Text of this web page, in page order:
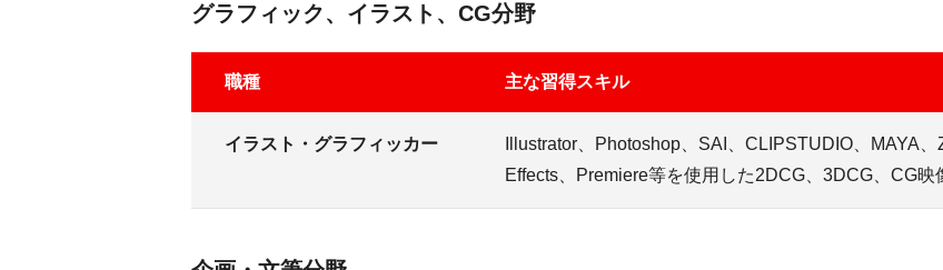
グラフィック、イラスト、CG分野
職種 主な習得スキル
イラスト・グラフィッカー
Illustrator、Photoshop、SAI、CLIPSTUDIO、MAYA
Effects、Premiere等を使用した2DCG、3DCG、CG映